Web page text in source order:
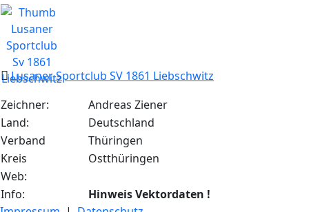
Lusaner Sportclub SV 1861 Liebschwitz
Zeichner:
Andreas Ziener
Land:
Deutschland
Verband
Thüringen
Kreis
Ostthüringen
Web:
Info:
Hinweis Vektordaten !